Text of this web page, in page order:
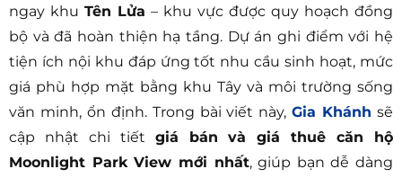
ngay khu Tên Lửa – khu vực được quy hoạch đồng
bộ và đã hoàn thiện hạ tầng. Dự án ghi điểm với hệ
tiện ích nội khu đáp ứng tốt nhu cầu sinh hoạt, mức
giá phù hợp mặt bằng khu Tây và môi trường sống
văn minh, ổn định. Trong bài viết này,Gia Khánh sẽ
cập nhật chi tiết giá bán và giá thuê căn hộ
Moonlight Park View mới nhất, giúp bạn dễ dàng